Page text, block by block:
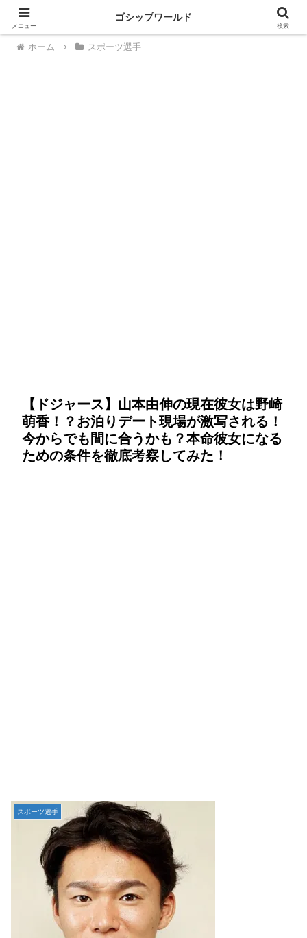
PR
ホーム スポーツ選手
【ドジャース】山本由伸の現在彼女は野崎
萌香！？お泊りデート現場が激写される！
今からでも間に合うかも？本命彼女になる
ための条件を徹底考察してみた！
スポーツ選手
メニュー
ゴシップワールド
検索